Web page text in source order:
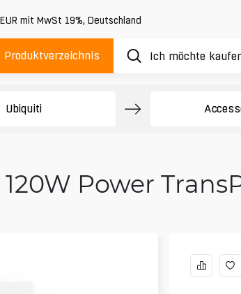
EUR mit MwSt 19%, Deutschland
Produktverzeichnis
Ubiquiti
Power